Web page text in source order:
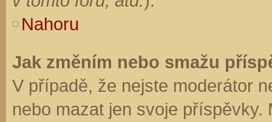
Nahoru
Jak změním nebo smažu
V případě, že nejste moderátor
nebo mazat jen svoje